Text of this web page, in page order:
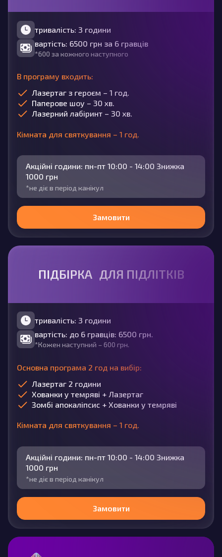
тривалість: 3 години
вартість: 6500 грн за 6 гравців
*600 за кожного наступного
В програму входить:
Лазертаг з героєм – 1 год.
Паперове шоу – 30 хв.
Лазерний лабіринт – 30 хв.
Кімната для святкування – 1 год.
Акційні години: пн-пт 10:00 - 14:00 Знижка
1000 грн
*не діє в період канікул
Замовити
ПІДБІРКА ДЛЯ ПІДЛІТКІВ
тривалість: 3 години
вартість: до 6 гравців: 6500 грн.
*Кожен наступний – 600 грн.
Основна програма 2 год на вибір:
Лазертаг 2 години
Хованки у темряві + Лазертаг
Зомбі апокаліпсис + Хованки у темряві
Кімната для святкування – 1 год.
Акційні години: пн-пт 10:00 - 14:00 Знижка
1000 грн
*не діє в період канікул
Замовити